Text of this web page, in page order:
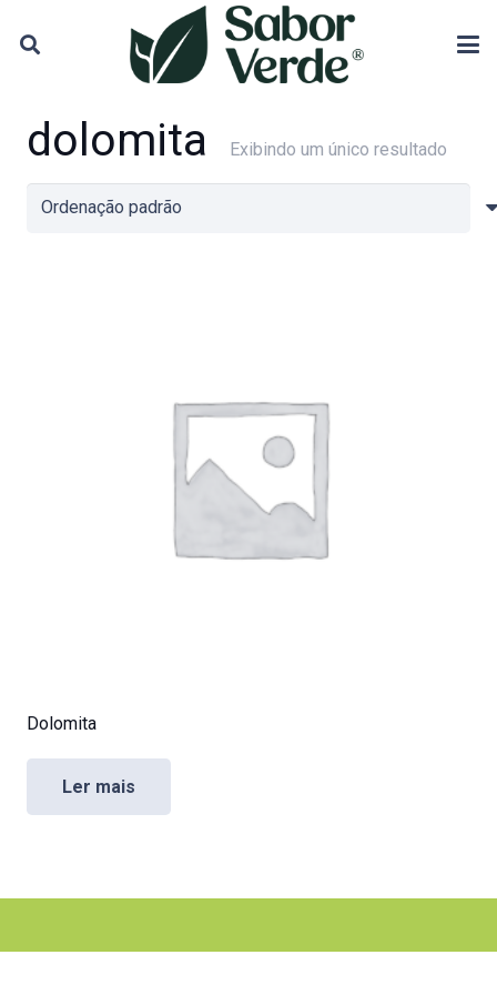
dolomita Exibindo um único resultado
Dolomita
Ler mais